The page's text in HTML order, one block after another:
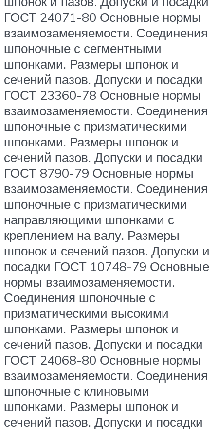
ГОСТ 24071-80 Основные нормы
взаимозаменяемости. Соединения
шпоночные с сегментными
шпонками. Размеры шпонок и
сечений пазов. Допуски и посадки
ГОСТ 23360-78 Основные нормы
взаимозаменяемости. Соединения
шпоночные с призматическими
шпонками. Размеры шпонок и
сечений пазов. Допуски и посадки
ГОСТ 8790-79 Основные нормы
взаимозаменяемости. Соединения
шпоночные с призматическими
направляющими шпонками с
креплением на валу. Размеры
шпонок и сечений пазов. Допуски и
посадки ГОСТ 10748-79 Основные
нормы взаимозаменяемости.
Соединения шпоночные с
призматическими высокими
шпонками. Размеры шпонок и
сечений пазов. Допуски и посадки
ГОСТ 24068-80 Основные нормы
взаимозаменяемости. Соединения
шпоночные с клиновыми
шпонками. Размеры шпонок и
сечений пазов. Допуски и посадки